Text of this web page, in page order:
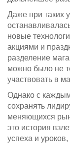
Даже при таких
новые
акциями и
разделение
можно было не
участвовать в
Однако с
сохранять
меняющихся
это история
успеха и